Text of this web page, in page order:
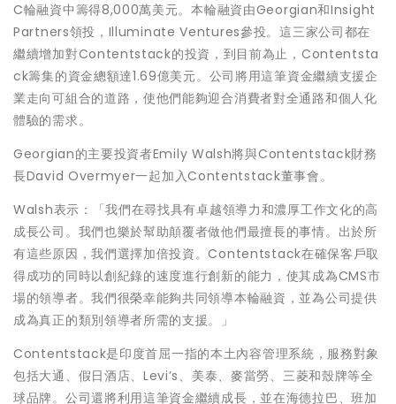
C輪融資中籌得8,000萬美元。本輪融資由Georgian和Insight
Partners領投，Illuminate Ventures參投。這三家公司都在
繼續增加對Contentstack的投資，到目前為止，Contentsta
ck籌集的資金總額達1.69億美元。公司將用這筆資金繼續支援企
業走向可組合的道路，使他們能夠迎合消費者對全通路和個人化
體驗的需求。
Georgian的主要投資者Emily Walsh將與Contentstack財務
長David Overmyer一起加入Contentstack董事會。
Walsh表示：「我們在尋找具有卓越領導力和濃厚工作文化的高
成長公司。我們也樂於幫助顛覆者做他們最擅長的事情。出於所
有這些原因，我們選擇加倍投資。Contentstack在確保客戶取
得成功的同時以創紀錄的速度進行創新的能力，使其成為CMS市
場的領導者。我們很榮幸能夠共同領導本輪融資，並為公司提供
成為真正的類別領導者所需的支援。」
Contentstack是印度首屈一指的本土內容管理系統，服務對象
包括大通、假日酒店、Levi’s、美泰、麥當勞、三菱和殼牌等全
球品牌。公司還將利用這筆資金繼續成長，並在海德拉巴、班加